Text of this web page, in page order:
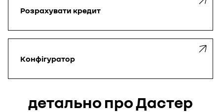
Розрахувати кредит
Конфігуратор
детально про Дастер